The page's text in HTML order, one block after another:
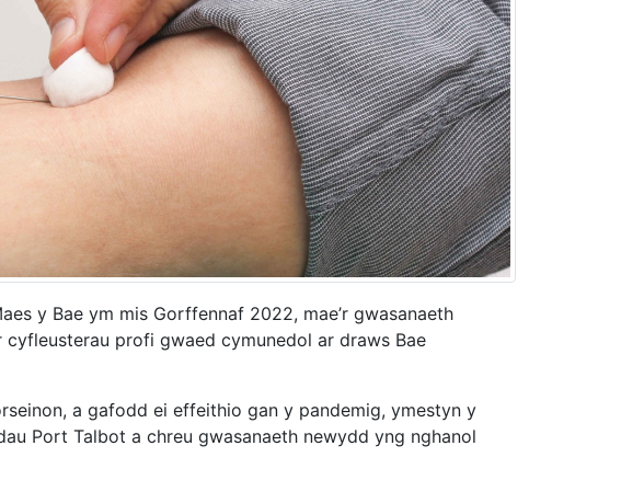
y Bae ym mis Gorffennaf 2022, mae’r gwasanaeth
profi gwaed cymunedol ar draws Bae
a gafodd ei effeithio gan y pandemig, ymestyn y
Port Talbot a chreu gwasanaeth newydd yng nghanol